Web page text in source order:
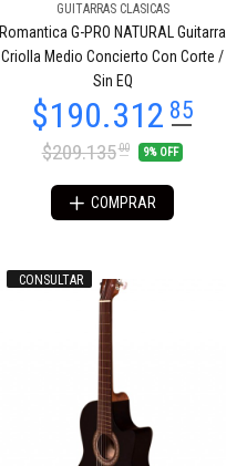
GUITARRAS CLASICAS
Romantica G-PRO NATURAL Guitarra
Criolla Medio Concierto Con Corte /
Sin EQ
$209.13500 9% OFF
COMPRAR
CONSULTAR